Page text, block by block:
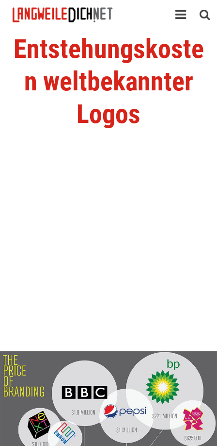
Entstehungskoste
n weltbekannter
Logos